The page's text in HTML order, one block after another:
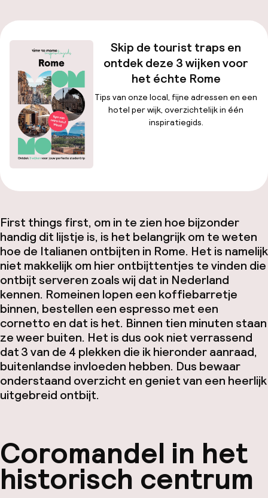
Skip de tourist traps en
ontdek deze 3 wijken voor
het échte Rome
Tips van onze local, fijne adressen en een
hotel per wijk, overzichtelijk in één
inspiratiegids.
First things first, om in te zien hoe bijzonder
handig dit lijstje is, is het belangrijk om te weten
hoe de Italianen ontbijten in Rome. Het is namelijk
niet makkelijk om hier ontbijttentjes te vinden die
ontbijt serveren zoals wij dat in Nederland
kennen. Romeinen lopen een koffiebarretje
binnen, bestellen een espresso met een
cornetto en dat is het. Binnen tien minuten staan
ze weer buiten. Het is dus ook niet verrassend
dat 3 van de 4 plekken die ik hieronder aanraad,
buitenlandse invloeden hebben. Dus bewaar
onderstaand overzicht en geniet van een heerlijk
uitgebreid ontbijt.
Coromandel in het
historisch centrum